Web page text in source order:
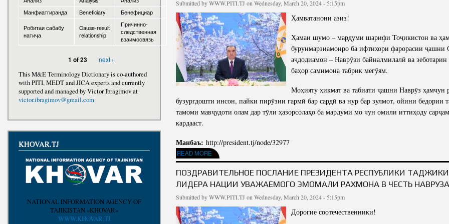
Awards Telegrams
Phone Talks
Photos
Write to the President
Submitted byWWW.PITI.TJ on Wednesday, March 20, 2024 - 5:15pm
Ҳамватанони азиз!
Ҳамаи шумо – мардуми шарифи Тоҷикистон ва
бурунмарзиамонро ба ифтихори фарорасии ҷашни
аҷдодиамон – Наврӯзи байналмилалӣ ва
баҳор самимона табрик мегӯям.
Моҳияту ҳикмат ва табиати ҷашни Наврӯз ҳамчун
бузургдошти инсон, пайки пирӯзии гармӣ бар сардӣ ва нур бар зулмот, ойини бедории
тамоми мавҷудоти олам дар тӯли ҳазорсолаҳо ба мардуми мо чун омили иттиҳоду
кардааст.
Манбаъ: http://president.tj/node/32977
READ MORE
ABOUT ПАЁМИ ШОДБОШИИ ПРЕЗИДЕНТИ ҶУМҲУРИИ ТОҶИКИСТОН, ПЕШВОИ МИЛЛАТ МУҲТАРАМ
ИФТИХОРИ
ПОЗДРАВИТЕЛЬНОЕ ПОСЛАНИЕ ПРЕЗИДЕНТА РЕСПУБЛИКИ
ЛИДЕРА НАЦИИ УВАЖАЕМОГО ЭМОМАЛИ РАХМОНА В ЧЕСТЬ
Submitted byWWW.PITI.TJ on Wednesday, March 20, 2024 - 5:15pm
Дорогие соотечественники!
Манфиатгиранда
Beneficiary
Бенефициар
Робитаи сабабу
натиҷа
Cause-result
relationship
Причинно-
следственная
взаимосвязь
1 of 23
next ›
This M&E Terminology Dictionary is co-authored
with PITI, MEDT and JICA experts and currently
supported and managed by Victor Ibragimov at
victor.ibragimov@gmail.com
KHOVAR.TJ
NATIONAL INFORMATION AGENCY OF
TAJIKISTAN «KHOVAR»
WWW.KHOVAR.TJ